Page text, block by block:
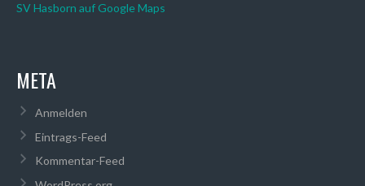
SV Hasborn auf Google Maps
META
Anmelden
Eintrags-Feed
Kommentar-Feed